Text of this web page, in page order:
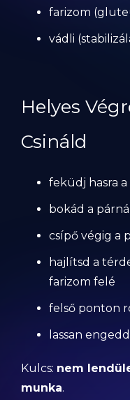
farizom
vádli
Helyes
Csináld
feküdj hasra
bokád a
csípő végig a
hajlítsd a
farizom felé
felső ponton
lassan
Kulcs: nem
munka.